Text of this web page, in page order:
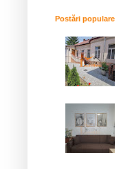
Postări populare